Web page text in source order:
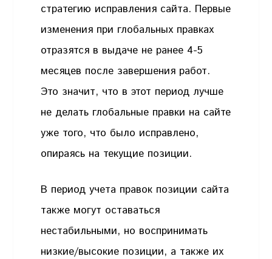
стратегию исправления сайта. Первые
изменения при глобальных правках
отразятся в выдаче не ранее 4-5
месяцев после завершения работ.
Это значит, что в этот период лучше
не делать глобальные правки на сайте
уже того, что было исправлено,
опираясь на текущие позиции.
В период учета правок позиции сайта
также могут оставаться
нестабильными, но воспринимать
низкие/высокие позиции, а также их